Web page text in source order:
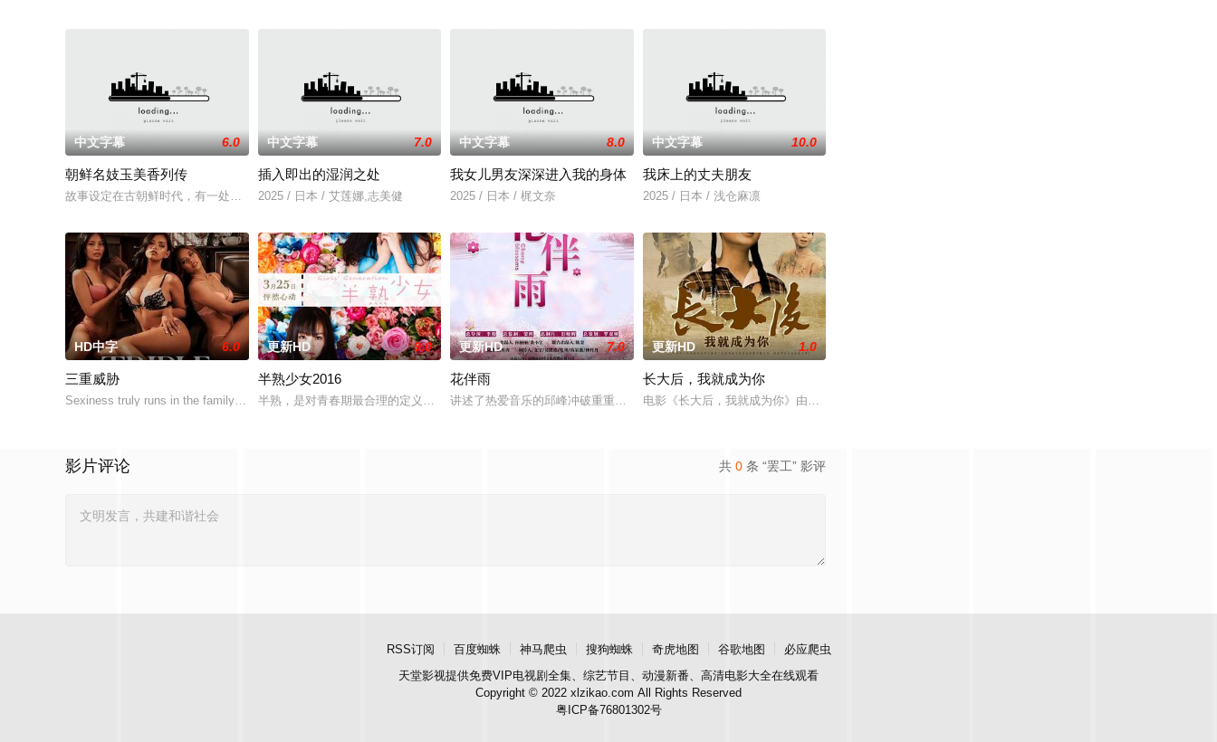
中文字幕 6.0
朝鲜名妓玉美香列传
故事设定在古朝鲜时代，有一处著名妓院叫做玉美香，当时各种大小官员乃至普通百姓都会光顾此地，妓院中一个名妓玉美，深得许多男人喜欢，但是她却并
中文字幕 7.0
插入即出的湿润之处
2025 / 日本 / 艾莲娜,志美健
中文字幕 8.0
我女儿男友深深进入我的身体
2025 / 日本 / 梶文奈
中文字幕 10.0
我床上的丈夫朋友
2025 / 日本 / 浅仓麻凛
HD中字 6.0
三重威胁
Sexiness truly runs in the family. Get to know VMX A-listers and sist
更新HD 9.0
半熟少女2016
半熟，是对青春期最合理的定义，它是梦开始的地方，没有深思熟虑，只有最单纯的坚定，然而，在这个充满意外的年纪，未来似乎变得很具体，又有着无限
更新HD 7.0
花伴雨
讲述了热爱音乐的邱峰冲破重重阻力，克服种种困难，组建乐队追求自己的音乐梦想，并走出了困住他的亲情隔阂，和父亲和解，自我成长，最终
更新HD 1.0
长大后，我就成为你
电影《长大后，我就成为你》由中共四川省第十一届党代表、第十二届中华慈善奖最具爱心慈善楷模张彦杰老
共 0 条 “罢工” 影评
影片评论
RSS订阅 百度蜘蛛 神马爬虫 搜狗蜘蛛 奇虎地图 谷歌地图
必应爬虫
天堂影视提供免费VIP电视剧全集、综艺节目、动漫新番、高清电影大全在线观看
Copyright © 2022 xlzikao.com All Rights Reserved
粤ICP备76801302号